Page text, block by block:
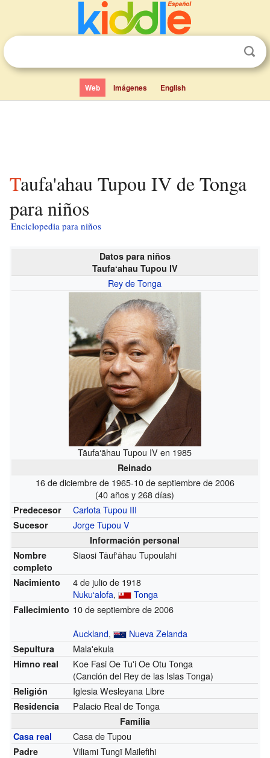
Web Imágenes English
Taufa'ahau Tupou IV de Tonga
para niños
Enciclopedia para niños
Datos para niños
Taufaʻahau Tupou IV
Rey de Tonga
Tāufaʻāhau Tupou IV en 1985
Reinado
16 de diciembre de 1965-10 de septiembre de 2006
(40 años y 268 días)
Predecesor Carlota Tupou III
Sucesor Jorge Tupou V
Información personal
Nombre
completo
Siaosi Tāufʻāhau Tupoulahi
Nacimiento
4 de julio de 1918
Nukuʻalofa, Tonga
Fallecimiento 10 de septiembre de 2006
Auckland, Nueva Zelanda
Sepultura Mala'ekula
Himno real
Koe Fasi Oe Tu'i Oe Otu Tonga
(Canción del Rey de las Islas Tonga)
Religión Iglesia Wesleyana Libre
Residencia Palacio Real de Tonga
Familia
Casa real
Casa de Tupou
Padre Viliami Tungī Mailefihi